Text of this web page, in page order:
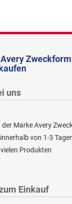
uns
Marke Avery
von 1-3
Produkten
Einkauf